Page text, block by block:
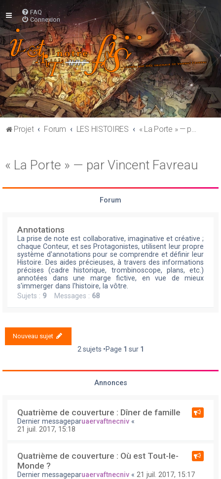
FAQ
Connexion
Projet Forum LES HISTOIRES « La Porte » — par Vincent Favreau
« La Porte » — par Vincent Favreau
Forum
Annotations
La prise de note est collaborative, imaginative et créative ;
chaque Conteur, et ses Protagonistes, utilisent leur propre
système d'annotations pour se comprendre et définir leur
Histoire. Des aides précieuses, à travers des informations
précises (cadre historique, trombinoscope, plans, etc.)
annotées dans une marge fictive, en vue de mieux
s'immerger dans l'histoire, la vôtre.
Sujets : 9Messages : 68
Nouveau sujet
2 sujets •Page 1 sur 1
Annonces
Quatrième de couverture : Dîner de famille
Dernier messageparuaervaftnecniv «
21 juil. 2017, 15:18
Quatrième de couverture : Où est Tout-le-
Monde ?
Dernier messageparuaervaftnecniv « 21 juil. 2017, 15:17